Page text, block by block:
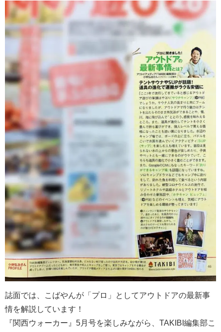
誌面では、こばやんが「プロ」としてアウトドアの最新事
情を解説しています！
『関西ウォーカー』5月号を楽しみながら、TAKIBI編集部こ